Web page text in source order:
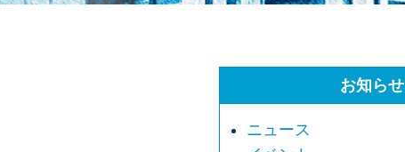
お知らせ
ニュース